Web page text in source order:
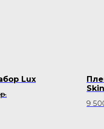
Lux
р.
9